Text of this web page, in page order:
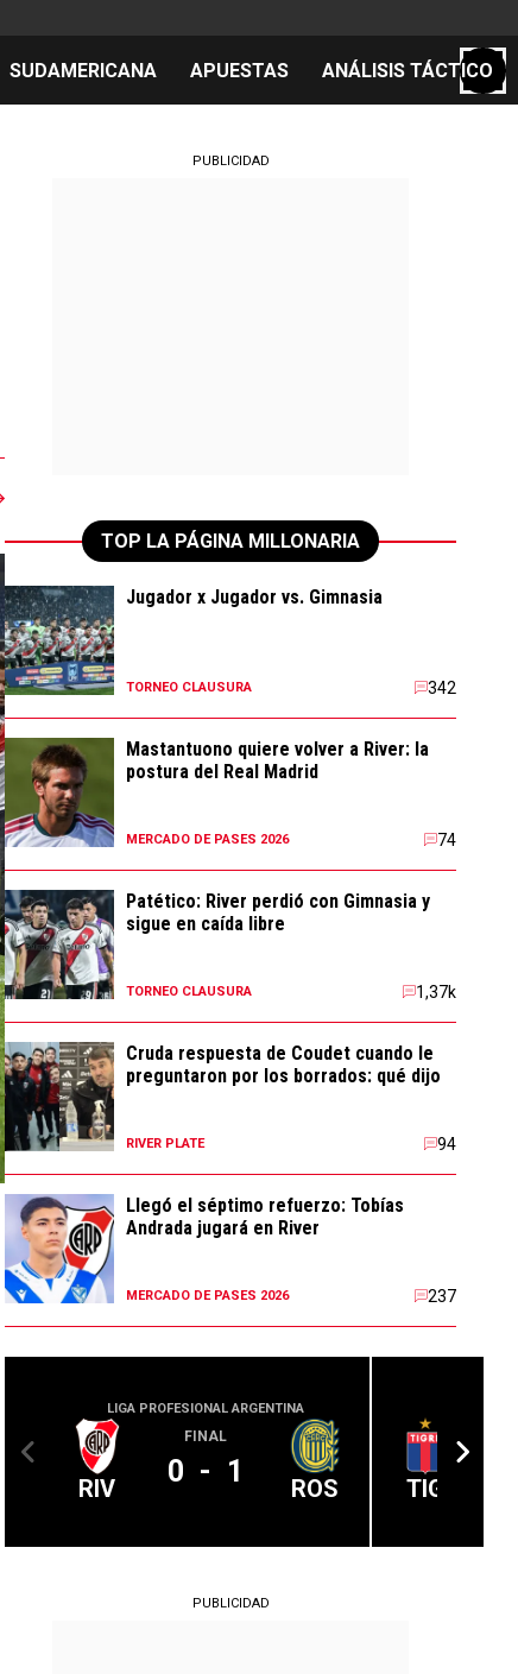
SUDAMERICANA APUESTAS ANÁLISIS TÁCTICO
PUBLICIDAD
TOP LA PÁGINA MILLONARIA
Jugador x Jugador vs. Gimnasia
TORNEO CLAUSURA 342
Mastantuono quiere volver a River: la
postura del Real Madrid
MERCADO DE PASES 2026 74
Patético: River perdió con Gimnasia y
sigue en caída libre
TORNEO CLAUSURA 1,37k
Cruda respuesta de Coudet cuando le
preguntaron por los borrados: qué dijo
RIVER PLATE 94
Llegó el séptimo refuerzo: Tobías
Andrada jugará en River
MERCADO DE PASES 2026 237
LIGA PROFESIONAL ARGENTINA
RIV
FINAL
0 - 1 ROS TIG
PUBLICIDAD